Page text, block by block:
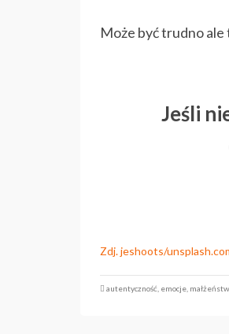
Może być trudno
Jeśli
Zdj. jeshoots/
autentyczność, emocje,